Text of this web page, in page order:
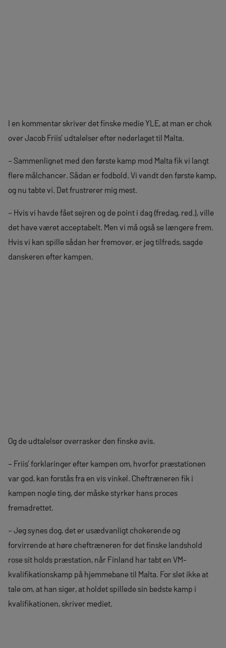
I en kommentar skriver det finske medie YLE, at man er chok
over Jacob Friis’ udtalelser efter nederlaget til Malta.
– Sammenlignet med den første kamp mod Malta fik vi langt
flere målchancer. Sådan er fodbold. Vi vandt den første kamp,
og nu tabte vi. Det frustrerer mig mest.
– Hvis vi havde fået sejren og de point i dag (fredag, red.), ville
det have været acceptabelt. Men vi må også se længere frem.
Hvis vi kan spille sådan her fremover, er jeg tilfreds, sagde
danskeren efter kampen.
Og de udtalelser overrasker den finske avis.
– Friis’ forklaringer efter kampen om, hvorfor præstationen
var god, kan forstås fra en vis vinkel. Cheftræneren fik i
kampen nogle ting, der måske styrker hans proces
fremadrettet.
– Jeg synes dog, det er usædvanligt chokerende og
forvirrende at høre cheftræneren for det finske landshold
rose sit holds præstation, når Finland har tabt en VM-
kvalifikationskamp på hjemmebane til Malta. For slet ikke at
tale om, at han siger, at holdet spillede sin bedste kamp i
kvalifikationen, skriver mediet.